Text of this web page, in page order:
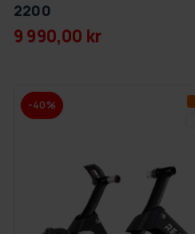
2200
9 990,00 kr
-40%